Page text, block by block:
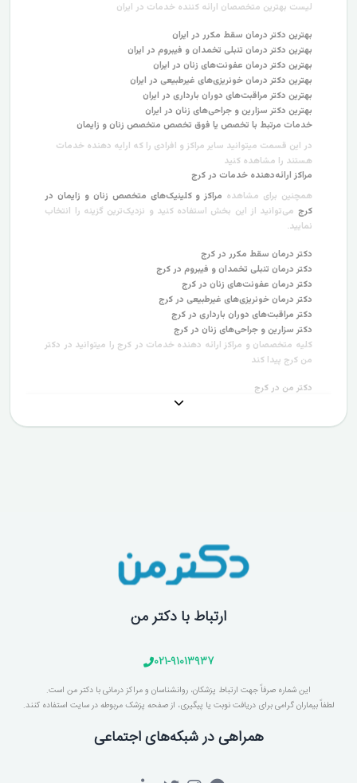
لیست بهترین متخصصان ارائه کننده خدمات در ایران
بهترین دکتر درمان سقط مکرر در ایران
بهترین دکتر درمان تنبلی تخمدان و فیبروم در ایران
بهترین دکتر درمان عفونت‌های زنان در ایران
بهترین دکتر درمان خونریزی‌های غیرطبیعی در ایران
بهترین دکتر مراقبت‌های دوران بارداری در ایران
بهترین دکتر سزارین و جراحی‌های زنان در ایران
خدمات مرتبط با تخصص یا فوق تخصص متخصص زنان و زایمان
در این قسمت میتوانید سایر مراکز و افرادی را که ارایه دهنده خدمات
هستند را مشاهده کنید
مراکز ارائه‌دهنده خدمات در کرج
همچنین برای مشاهده مراکز و کلینیک‌های متخصص زنان و زایمان در
کرج می‌توانید از این بخش استفاده کنید و نزدیک‌ترین گزینه را انتخاب
نمایید.
دکتر درمان سقط مکرر در کرج
دکتر درمان تنبلی تخمدان و فیبروم در کرج
دکتر درمان عفونت‌های زنان در کرج
دکتر درمان خونریزی‌های غیرطبیعی در کرج
دکتر مراقبت‌های دوران بارداری در کرج
دکتر سزارین و جراحی‌های زنان در کرج
کلیه متخصصان و مراکز ارائه دهنده خدمات در کرج را میتوانید در دکتر
من کرج پیدا کند
دکتر من در کرج
ارتباط با دکتر من
021-91013937
این شماره صرفاً جهت ارتباط پزشکان، روانشناسان و مراکز درمانی با دکتر من است.
لطفاً بیماران گرامی برای دریافت نوبت یا پیگیری، از صفحه پزشک مربوطه در سایت استفاده کنند.
همراهی در شبکه‌های اجتماعی